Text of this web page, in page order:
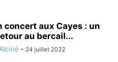
concert aux Cayes : un
au bercail...
- 24 juillet 2022